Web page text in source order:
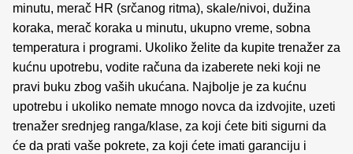
minutu, merač HR (srčanog ritma), skale/nivoi, dužina
koraka, merač koraka u minutu, ukupno vreme, sobna
temperatura i programi. Ukoliko želite da kupite trenažer za
kućnu upotrebu, vodite računa da izaberete neki koji ne
pravi buku zbog vaših ukućana. Najbolje je za kućnu
upotrebu i ukoliko nemate mnogo novca da izdvojite, uzeti
trenažer srednjeg ranga/klase, za koji ćete biti sigurni da
će da prati vaše pokrete, za koji ćete imati garanciju i